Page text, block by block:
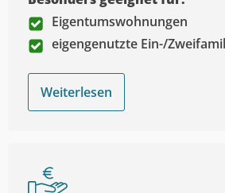
Eigentumswohnungen
eigengenutzte Ein-/
Weiterlesen